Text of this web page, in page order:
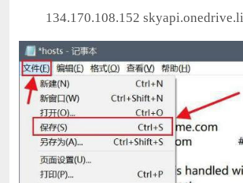
134.170.108.152